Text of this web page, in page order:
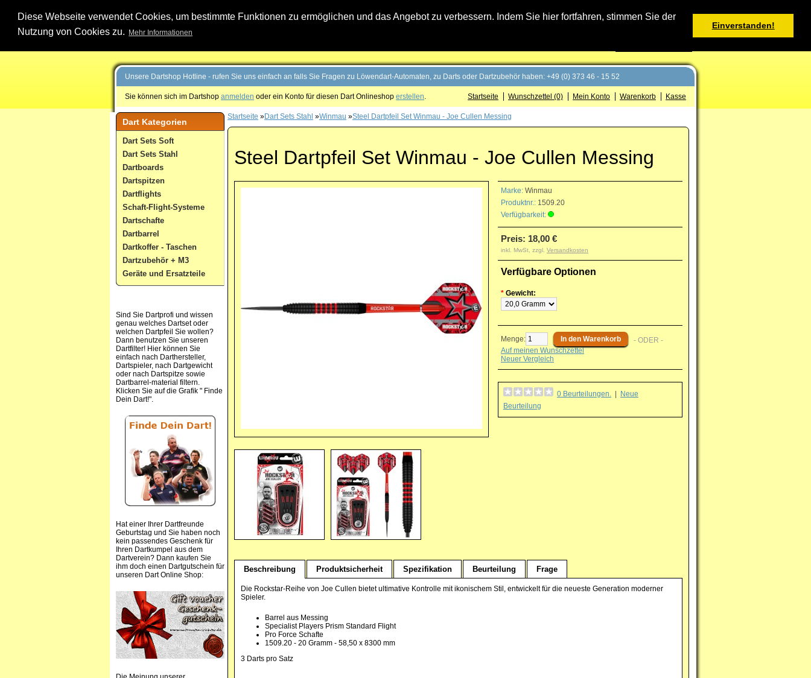
Diese Webseite verwendet Cookies, um bestimmte Funktionen zu ermöglichen und das Angebot zu verbessern. Indem Sie hier fortfahren, stimmen Sie der
Nutzung von Cookies zu.
Mehr Informationen
Einverstanden!
Warenkorb
Unsere Dartshop Hotline - rufen Sie uns einfach an falls Sie Fragen zu Löwendart-Automaten, zu Darts oder Dartzubehör haben: +49 (0) 373 46 - 15 52
Sie können sich im Dartshop anmelden oder ein Konto für diesen Dart Onlineshop erstellen. Startseite Wunschzettel (0) Mein Konto Warenkorb Kasse
Dart Kategorien
Dart Sets Soft
Dart Sets Stahl
Dartboards
Dartspitzen
Dartflights
Schaft-Flight-Systeme
Dartschafte
Dartbarrel
Dartkoffer - Taschen
Dartzubehör + M3
Geräte und Ersatzteile
Sind Sie Dartprofi und wissen
genau welches Dartset oder
welchen Dartpfeil Sie wollen?
Dann benutzen Sie unseren
Dartfilter! Hier können Sie
einfach nach Darthersteller,
Dartspieler, nach Dartgewicht
oder nach Dartspitze sowie
Dartbarrel-material filtern.
Klicken Sie auf die Grafik " Finde
Dein Dart!".
Hat einer Ihrer Dartfreunde
Geburtstag und Sie haben noch
kein passendes Geschenk für
Ihren Dartkumpel aus dem
Dartverein? Dann kaufen Sie
ihm doch einen Dartgutschein für
unseren Dart Online Shop:
Startseite »Dart Sets Stahl »Winmau »Steel Dartpfeil Set Winmau - Joe Cullen Messing
Steel Dartpfeil Set Winmau - Joe Cullen Messing
Marke: Winmau
Produktnr.: 1509.20
Verfügbarkeit:
Preis: 18,00 €
inkl. MwSt, zzgl. Versandkosten
Verfügbare Optionen
* Gewicht:
Menge:
- ODER -
Auf meinen Wunschzettel
Neuer Vergleich
0 Beurteilungen.
Neue
Beurteilung
Beschreibung Produktsicherheit Spezifikation Beurteilung Frage
Die Rockstar-Reihe von Joe Cullen bietet ultimative Kontrolle mit ikonischem Stil, entwickelt für die neueste Generation moderner
Spieler.
Barrel aus Messing
Specialist Players Prism Standard Flight
Pro Force Schafte
1509.20 - 20 Gramm - 58,50 x 8300 mm
3 Darts pro Satz